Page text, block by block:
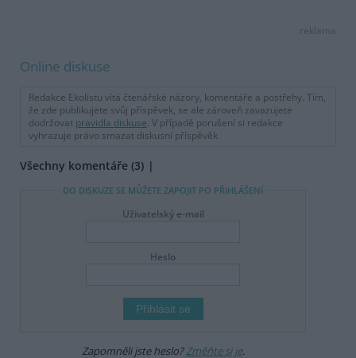
reklama
Online diskuse
Redakce Ekolistu vítá čtenářské názory, komentáře a postřehy. Tím,
že zde publikujete svůj příspěvek, se ale zároveň zavazujete
dodržovat pravidla diskuse. V případě porušení si redakce
vyhrazuje právo smazat diskusní příspěvěk
Všechny komentáře (3)
DO DISKUZE SE MŮŽETE ZAPOJIT PO PŘIHLÁŠENÍ
Uživatelský e-mail
Heslo
Zapomněli jste heslo?Změňte si je.